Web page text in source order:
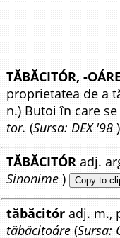
TĂBĂCITÓR, -
proprietatea de a
n.) Butoi în care
tor. (Sursa: DEX '98
TĂBĂCITÓR adj.
Sinonime ) Copy to
tăbăcitór adj. m.,
tăbăcitoáre (Sursa: